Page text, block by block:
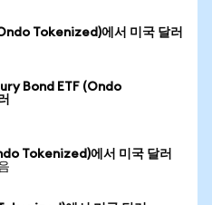
Tokenized)에서 미국 달러
Bond ETF (Ondo
Tokenized)에서 미국 달러